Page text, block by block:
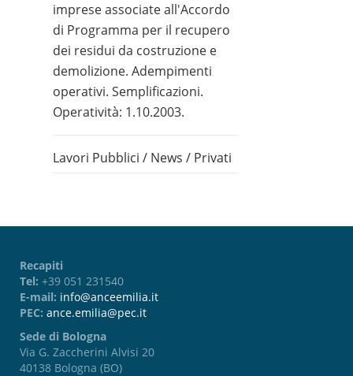
imprese associate all'Accordo
di Programma per il recupero
dei residui da costruzione e
demolizione. Adempimenti
operativi. Semplificazioni.
Operatività: 1.10.2003.
Lavori Pubblici / News / Privati
Recapiti
Tel: +39 051 231540
E-mail: info@anceemilia.it
PEC: ance.emilia@pec.it
Sede di Bologna
Via G. Zaccherini Alvisi 20
40138 Bologna (BO)